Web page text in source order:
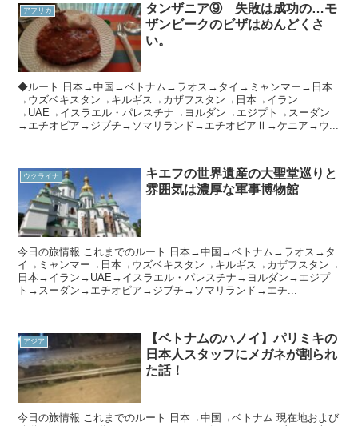
アフリカ
タンザニア⑨ 失敗は成功の…モ
ザンビークのビザはめんどくさ
い。
◆ルート 日本→中国→ベトナム→ラオス→タイ→ミャンマー→日本
→ウズベキスタン→キルギス→カザフスタン→日本→イラン
→UAE→イスラエル・パレスチナ→ヨルダン→エジプト→スーダン
→エチオピア→ジブチ→ソマリランド→エチオピアⅡ→ケニア→ウ...
ウクライナ
キエフの世界遺産の大聖堂巡りと
雰囲気は濃厚な軍事博物館
今日の旅情報 これまでのルート 日本→中国→ベトナム→ラオス→タ
イ→ミャンマー→日本→ウズベキスタン→キルギス→カザフスタン→
日本→イラン→UAE→イスラエル・パレスチナ→ヨルダン→エジプ
ト→スーダン→エチオピア→ジブチ→ソマリランド→エチ...
アジア
【ベトナムのハノイ】パリミキの
日本人スタッフにメガネが割られ
た話！
今日の旅情報 これまでのルート 日本→中国→ベトナム 現在地および